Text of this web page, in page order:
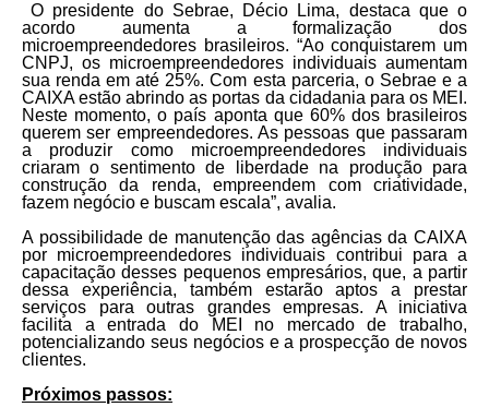
O presidente do Sebrae, Décio Lima, destaca que o
acordo aumenta a formalização dos
microempreendedores brasileiros. “Ao conquistarem um
CNPJ, os microempreendedores individuais aumentam
sua renda em até 25%. Com esta parceria, o Sebrae e a
CAIXA estão abrindo as portas da cidadania para os MEI.
Neste momento, o país aponta que 60% dos brasileiros
querem ser empreendedores. As pessoas que passaram
a produzir como microempreendedores individuais
criaram o sentimento de liberdade na produção para
construção da renda, empreendem com criatividade,
fazem negócio e buscam escala”, avalia.
A possibilidade de manutenção das agências da CAIXA
por microempreendedores individuais contribui para a
capacitação desses pequenos empresários, que, a partir
dessa experiência, também estarão aptos a prestar
serviços para outras grandes empresas. A iniciativa
facilita a entrada do MEI no mercado de trabalho,
potencializando seus negócios e a prospecção de novos
clientes.
Próximos passos: